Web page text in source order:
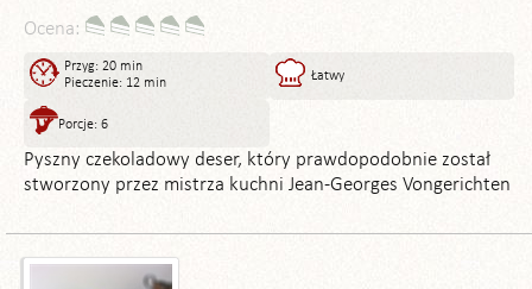
Ocena:
Przyg: 20 min
Pieczenie: 12 min
Łatwy
Porcje: 6
Pyszny czekoladowy deser, który prawdopodobnie został
stworzony przez mistrza kuchni Jean-Georges Vongerichten